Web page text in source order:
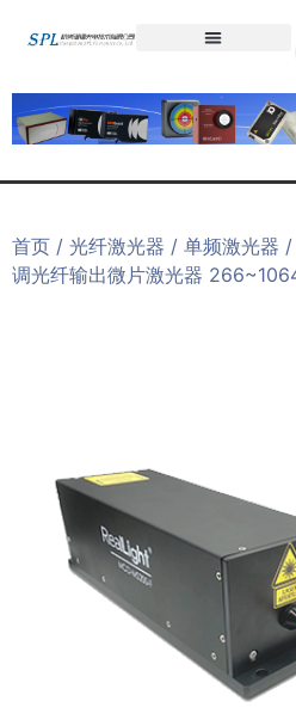
首页 / 光纤激光器 / 单频激光器 /
调光纤输出微片激光器